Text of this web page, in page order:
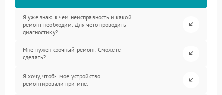
Я уже знаю в чем неисправность и какой
ремонт необходим. Для чего проводить
диагностику?
Мне нужен срочный ремонт. Сможете
сделать?
Я хочу, чтобы мое устройство
ремонтировали при мне.